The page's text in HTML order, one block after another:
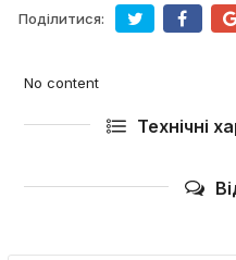
Поділитися:
No content
Технічні